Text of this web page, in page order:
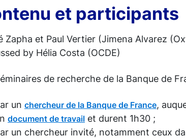
et participants
Zapha et Paul Vertier (Jimena Alvarez
by Hélia Costa (OCDE)
de recherche de la Banque de
un chercheur de la Banque de France,
document de travail et durent 1h30 ;
un chercheur invité, notamment ceux